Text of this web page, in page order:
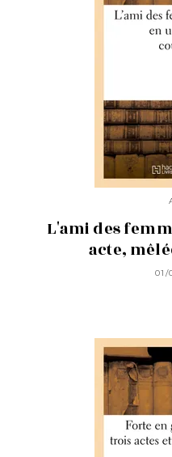
L'ami des
acte,
01/